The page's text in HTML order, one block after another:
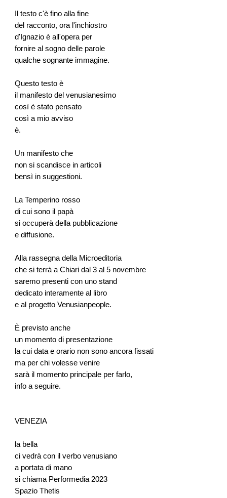
Il testo c'è fino alla fine
del racconto, ora l'inchiostro
d'Ignazio è all'opera per
fornire al sogno delle parole
qualche sognante immagine.
Questo testo è
il manifesto del venusianesimo
così è stato pensato
così a mio avviso
è.
Un manifesto che
non si scandisce in articoli
bensì in suggestioni.
La Temperino rosso
di cui sono il papà
si occuperà della pubblicazione
e diffusione.
Alla rassegna della Microeditoria
che si terrà a Chiari dal 3 al 5 novembre
saremo presenti con uno stand
dedicato interamente al libro
e al progetto Venusianpeople.
È previsto anche
un momento di presentazione
la cui data e orario non sono ancora fissati
ma per chi volesse venire
sarà il momento principale per farlo,
info a seguire.
VENEZIA
la bella
ci vedrà con il verbo venusiano
a portata di mano
si chiama Performedia 2023
Spazio Thetis